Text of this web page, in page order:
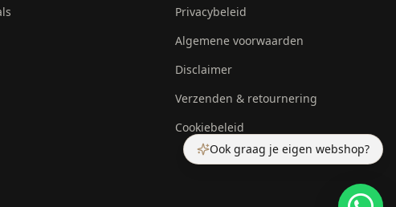
Ook graag je eigen webshop?
Privacybeleid
Algemene voorwaarden
Disclaimer
Verzenden & retournering
Cookiebeleid